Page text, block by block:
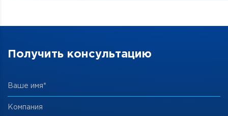
Получить консультацию
Ваше имя*
Компания